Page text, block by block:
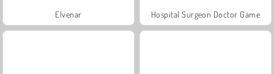
Elvenar Hospital Surgeon Doctor Game